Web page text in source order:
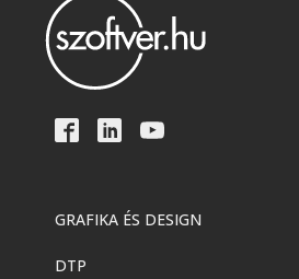
GRAFIKA ÉS DESIGN
DTP